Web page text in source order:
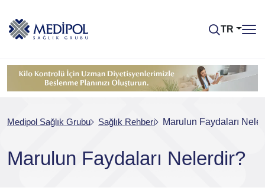
TR
Medipol Sağlık Grubu Sağlık Rehberi Marulun Faydaları
Marulun Faydaları Nelerdir?